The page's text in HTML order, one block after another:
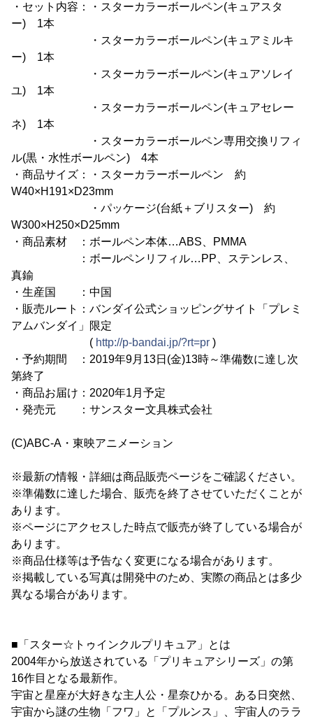
・セット内容：・スターカラーボールペン(キュアスタ
ー) 1本
・スターカラーボールペン(キュアミルキ
ー) 1本
・スターカラーボールペン(キュアソレイ
ユ) 1本
・スターカラーボールペン(キュアセレー
ネ) 1本
・スターカラーボールペン専用交換リフィ
ル(黒・水性ボールペン) 4本
・商品サイズ：・スターカラーボールペン 約
W40×H191×D23mm
・パッケージ(台紙＋ブリスター) 約
W300×H250×D25mm
・商品素材 ：ボールペン本体…ABS、PMMA
：ボールペンリフィル…PP、ステンレス、
真鍮
・生産国 ：中国
・販売ルート：バンダイ公式ショッピングサイト「プレミ
アムバンダイ」限定
( http://p-bandai.jp/?rt=pr )
・予約期間 ：2019年9月13日(金)13時～準備数に達し次
第終了
・商品お届け：2020年1月予定
・発売元 ：サンスター文具株式会社
(C)ABC-A・東映アニメーション
※最新の情報・詳細は商品販売ページをご確認ください。
※準備数に達した場合、販売を終了させていただくことが
あります。
※ページにアクセスした時点で販売が終了している場合が
あります。
※商品仕様等は予告なく変更になる場合があります。
※掲載している写真は開発中のため、実際の商品とは多少
異なる場合があります。
■「スター☆トゥインクルプリキュア」とは
2004年から放送されている「プリキュアシリーズ」の第
16作目となる最新作。
宇宙と星座が大好きな主人公・星奈ひかる。ある日突然、
宇宙から謎の生物「フワ」と「プルンス」、宇宙人のララ